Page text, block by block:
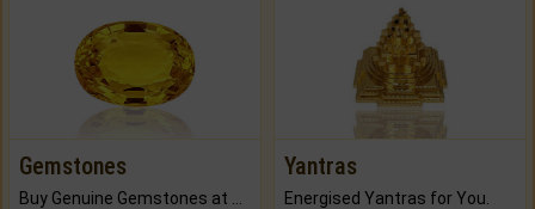
Gemstones Yantras
Energised Yantras for You.